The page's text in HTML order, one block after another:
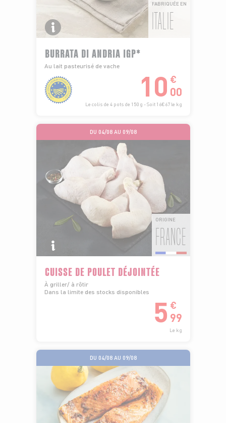
FABRIQUÉE EN
ITALIE
BURRATA DI ANDRIA IGP*
Au lait pasteurisé de vache
10 €
00
Le colis de 4 pots de 150 g - Soit 16€67 le kg
DU 04/08 AU 09/08
ORIGINE
FRANCE
CUISSE DE POULET DÉJOINTÉE
À griller/ à rôtir
Dans la limite des stocks disponibles
5 €
99
Le kg
DU 04/08 AU 09/08